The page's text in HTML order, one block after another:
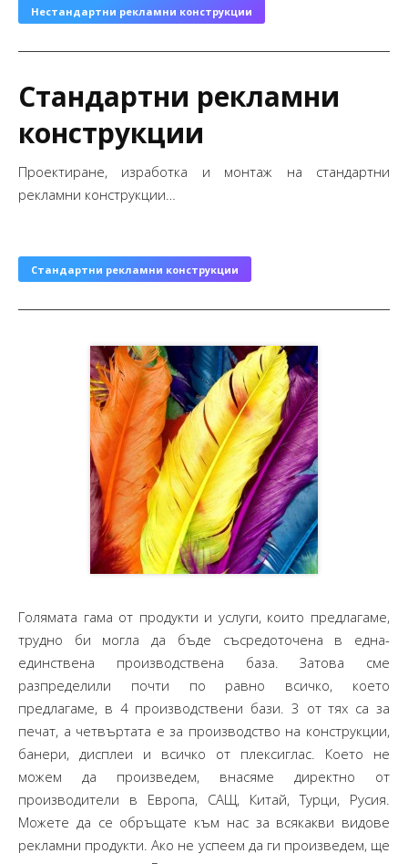
Нестандартни рекламни конструкции
Стандартни рекламни
конструкции
Проектиране, изработка и монтаж на стандартни
рекламни конструкции…
Стандартни рекламни конструкции
Голямата гама от продукти и услуги, които предлагаме,
трудно би могла да бъде съсредоточена в една-
единствена производствена база. Затова сме
разпределили почти по равно всичко, което
предлагаме, в 4 производствени бази. 3 от тях са за
печат, а четвъртата е за производство на конструкции,
банери, дисплеи и всичко от плексиглас. Което не
можем да произведем, внасяме директно от
производители в Европа, САЩ, Китай, Турци, Русия.
Можете да се обръщате към нас за всякакви видове
рекламни продукти. Ако не успеем да ги произведем, ще